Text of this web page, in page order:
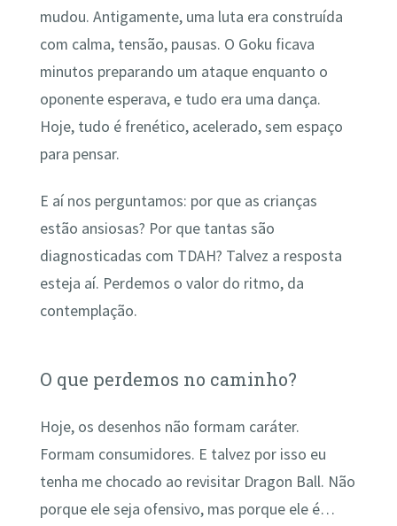
mudou. Antigamente, uma luta era construída
com calma, tensão, pausas. O Goku ficava
minutos preparando um ataque enquanto o
oponente esperava, e tudo era uma dança.
Hoje, tudo é frenético, acelerado, sem espaço
para pensar.
E aí nos perguntamos: por que as crianças
estão ansiosas? Por que tantas são
diagnosticadas com TDAH? Talvez a resposta
esteja aí. Perdemos o valor do ritmo, da
contemplação.
O que perdemos no caminho?
Hoje, os desenhos não formam caráter.
Formam consumidores. E talvez por isso eu
tenha me chocado ao revisitar Dragon Ball. Não
porque ele seja ofensivo, mas porque ele é…